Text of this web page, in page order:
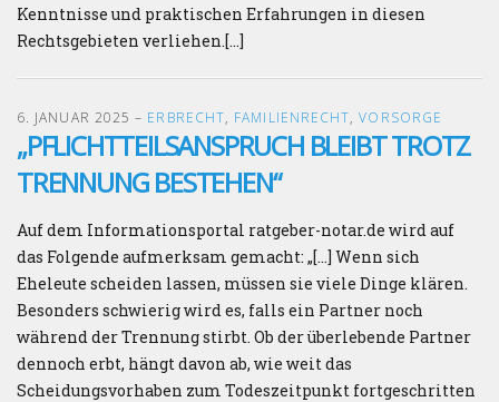
Kenntnisse und praktischen Erfahrungen in diesen
Rechtsgebieten verliehen.[…]
6. JANUAR 2025 – ERBRECHT, FAMILIENRECHT,VORSORGE
„PFLICHTTEILSANSPRUCH BLEIBT TROTZ
TRENNUNG BESTEHEN“
Auf dem Informationsportal ratgeber-notar.de wird auf
das Folgende aufmerksam gemacht: „[…] Wenn sich
Eheleute scheiden lassen, müssen sie viele Dinge klären.
Besonders schwierig wird es, falls ein Partner noch
während der Trennung stirbt. Ob der überlebende Partner
dennoch erbt, hängt davon ab, wie weit das
Scheidungsvorhaben zum Todeszeitpunkt fortgeschritten